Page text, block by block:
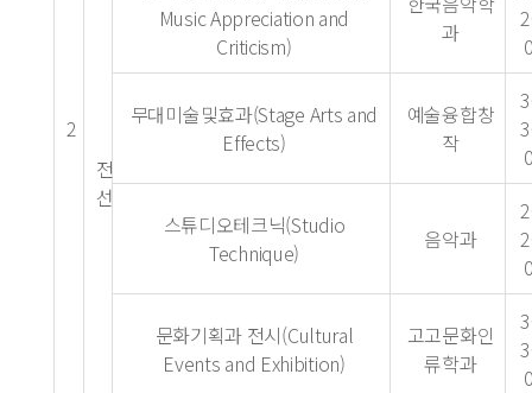
2
전
선
Music Appreciation and
Criticism)
과
무대미술및효과(Stage Arts and
Effects)
예술융합창
작
스튜디오테크닉(Studio
Technique)
음악과
문화기획과 전시(Cultural
Events and Exhibition)
고고문화인
류학과